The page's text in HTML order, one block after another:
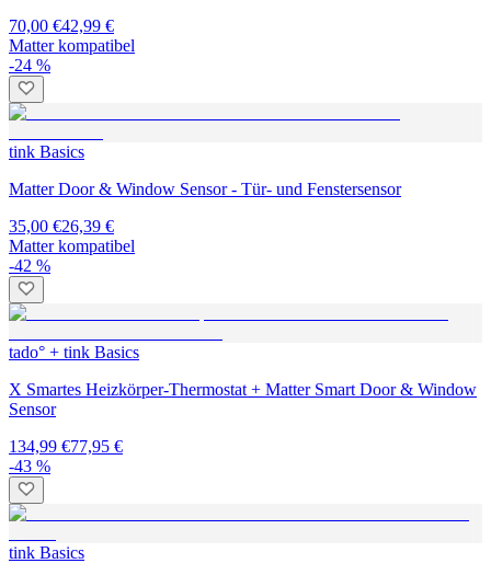
70,00 €42,99 €
Matter kompatibel
-24 %
tink Basics
Matter Door & Window Sensor - Tür- und Fenstersensor
35,00 €26,39 €
Matter kompatibel
-42 %
tado° + tink Basics
X Smartes Heizkörper-Thermostat + Matter Smart Door & Window
Sensor
134,99 €77,95 €
-43 %
tink Basics